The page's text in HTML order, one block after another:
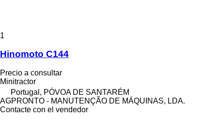
1
Hinomoto C144
Precio a consultar
Minitractor
Portugal, PÓVOA DE SANTARÉM
AGPRONTO - MANUTENÇÃO DE MÁQUINAS, LDA.
Contacte con el vendedor